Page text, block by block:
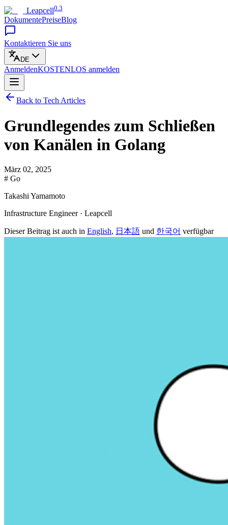
Leapcell0.3
DokumentePreiseBlog
Kontaktieren Sie uns
DE
AnmeldenKOSTENLOS anmelden
Back to Tech Articles
Grundlegendes zum Schließen
von Kanälen in Golang
März 02, 2025
# Go
Takashi Yamamoto
Infrastructure Engineer · Leapcell
Dieser Beitrag ist auch in English, 日本語 und 한국어 verfügbar